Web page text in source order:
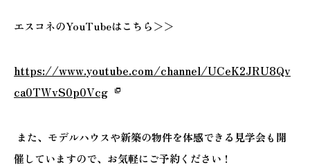
エスコネのYouTubeはこちら＞＞
https://www.youtube.com/channel/UCeK2JRU8Qv
ca0TWvS0p0Vcg
また、モデルハウスや新築の物件を体感できる見学会も開
催していますので、お気軽にご予約ください！